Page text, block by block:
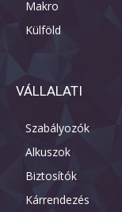
Makro
Külföld
VÁLLALATI
Szabályozók
Alkuszok
Biztosítók
Kárrendezés